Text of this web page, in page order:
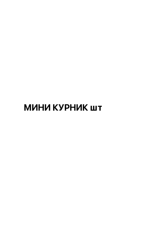
МИНИ КУРНИК шт